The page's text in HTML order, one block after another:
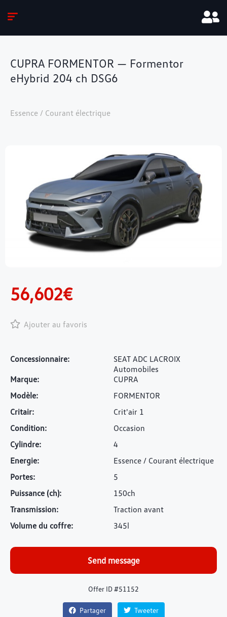
CUPRA FORMENTOR — Formentor
eHybrid 204 ch DSG6
Essence / Courant électrique
56,602€
Ajouter au favoris
Concessionnaire:
SEAT ADC LACROIX
Automobiles
Marque:
CUPRA
Modèle:
FORMENTOR
Critair:
Crit'air 1
Condition:
Occasion
Cylindre:
4
Energie:
Essence / Courant électrique
Portes:
5
Puissance (ch):
150ch
Transmission:
Traction avant
Volume du coffre:
345l
Send message
Offer ID #51152
Partager Tweeter